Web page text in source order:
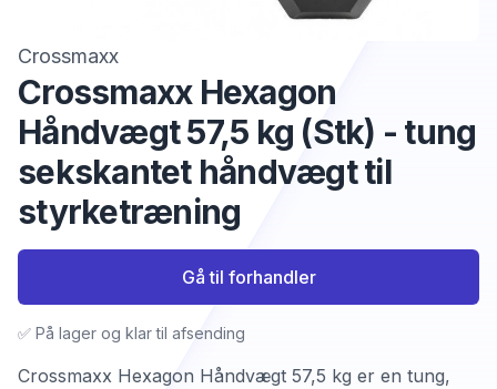
Crossmaxx
Crossmaxx Hexagon
Håndvægt 57,5 kg (Stk) - tung
sekskantet håndvægt til
styrketræning
Crossmaxx Hexagon Håndvægt 57,5 kg er en tung,
✅ På lager og klar til afsending
Gå til forhandler